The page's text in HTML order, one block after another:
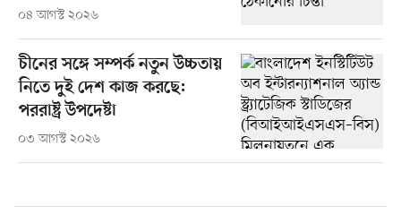
০৪ আগস্ট ২০২৬
চীনের সঙ্গে সম্পর্ক নতুন উচ্চতায়
নিতে দুই দেশ কাজ করছে:
পররাষ্ট্র উপদেষ্টা
০৩ আগস্ট ২০২৬